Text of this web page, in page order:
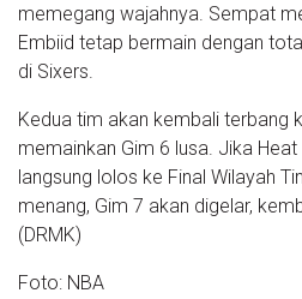
memegang wajahnya. Sempat
Embiid tetap bermain dengan
di Sixers.
Kedua tim akan kembali terbang
memainkan Gim 6 lusa. Jika
langsung lolos ke Final Wilayah
menang, Gim 7 akan digelar,
(DRMK)
Foto: NBA